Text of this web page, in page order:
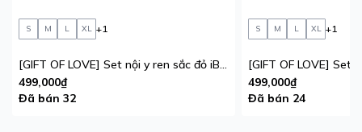
S M L XL +1
[GIFT OF LOVE] Set nội y ren sắc đỏ iBasic phiên bản giới hạn
499,000₫
Đã bán 32
S M L XL +1
499,000₫
Đã bán 24